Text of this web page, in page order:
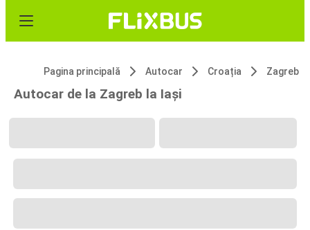
Pagina principală Autocar Croația Zagreb
Autocar de la Zagreb la Iași